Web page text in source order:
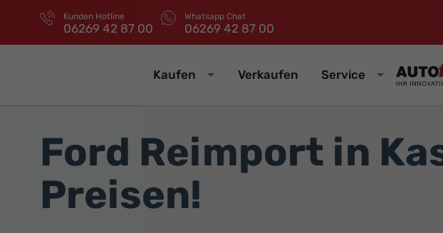
Kunden Hotline
06269 42 87 00
Whatsapp Chat
06269 42 87 00
Kaufen Verkaufen Service
Ford Reimport in
Preisen!